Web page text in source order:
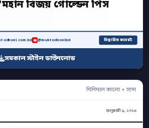
বিজয় গোল্ডেন পিস
@muktodhonibd বিস্তারিত কমেন্টে
সমকাল স্টাইল ডাউনলোড
মিনিমাল কালো + সাদা
জানুয়ারী ৯, ২০২৬